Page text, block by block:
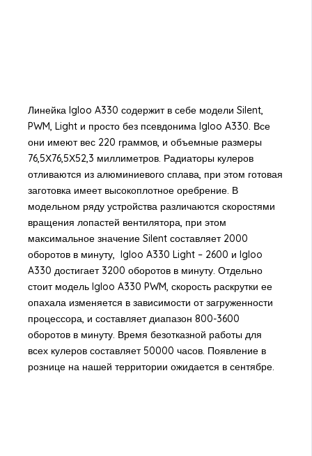
Линейка Igloo A330 содержит в себе модели Silent,
PWM, Light и просто без псевдонима Igloo A330. Все
они имеют вес 220 граммов, и объемные размеры
76,5Х76,5Х52,3 миллиметров. Радиаторы кулеров
отливаются из алюминиевого сплава, при этом готовая
заготовка имеет высокоплотное оребрение. В
модельном ряду устройства различаются скоростями
вращения лопастей вентилятора, при этом
максимальное значение Silent составляет 2000
оборотов в минуту, Igloo A330 Light – 2600 и Igloo
A330 достигает 3200 оборотов в минуту. Отдельно
стоит модель Igloo A330 PWM, скорость раскрутки ее
опахала изменяется в зависимости от загруженности
процессора, и составляет диапазон 800-3600
оборотов в минуту. Время безотказной работы для
всех кулеров составляет 50000 часов. Появление в
рознице на нашей территории ожидается в сентябре.